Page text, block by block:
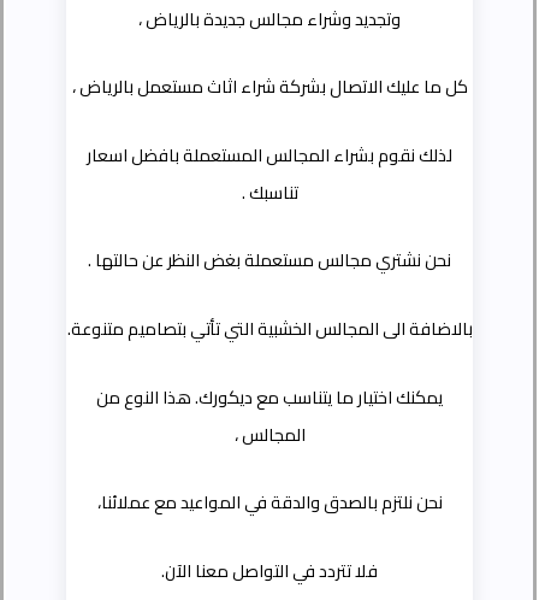
وتجديد وشراء مجالس جديدة بالرياض ،
كل ما عليك الاتصال بشركة شراء اثاث مستعمل بالرياض ،
لذلك نقوم بشراء المجالس المستعملة بافضل اسعار
تناسبك .
نحن نشتري مجالس مستعملة بغض النظر عن حالتها .
بالاضافة الى المجالس الخشبية التي تأتي بتصاميم متنوعة.
يمكنك اختيار ما يتناسب مع ديكورك. هذا النوع من
المجالس ،
نحن نلتزم بالصدق والدقة في المواعيد مع عملائنا،
فلا تتردد في التواصل معنا الآن.